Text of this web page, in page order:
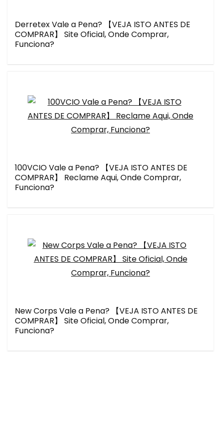
Derretex Vale a Pena? 【VEJA ISTO ANTES DE
COMPRAR】 Site Oficial, Onde Comprar,
Funciona?
100VCIO Vale a Pena? 【VEJA ISTO ANTES DE
COMPRAR】 Reclame Aqui, Onde Comprar,
Funciona?
New Corps Vale a Pena? 【VEJA ISTO ANTES DE
COMPRAR】 Site Oficial, Onde Comprar,
Funciona?